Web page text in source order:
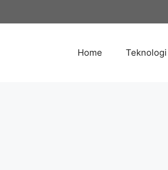
to
Home Teknologi